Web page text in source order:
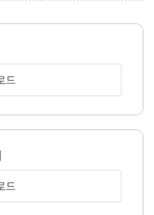
드
드